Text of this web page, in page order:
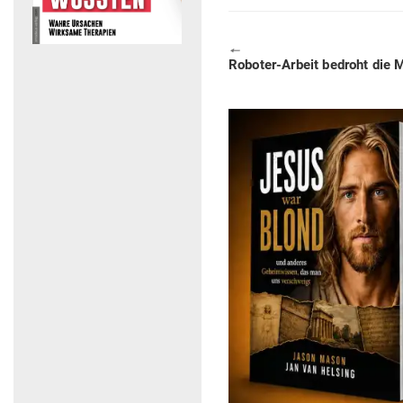
🠔
Previous
Roboter-Arbeit bedroht die